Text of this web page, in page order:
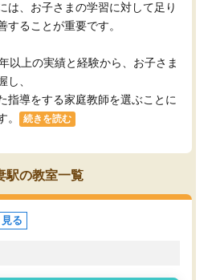
は、お子さまの学習に対して足り
することが重要です。
以上の実績と経験から、お子さま
し、
指導をする家庭教師を選ぶことに
。
続きを読む
駅の教室一覧
る